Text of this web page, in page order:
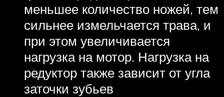
меньшее количество ножей, тем
сильнее измельчается трава, и
при этом увеличивается
нагрузка на мотор. Нагрузка на
редуктор также зависит от угла
заточки зубьев